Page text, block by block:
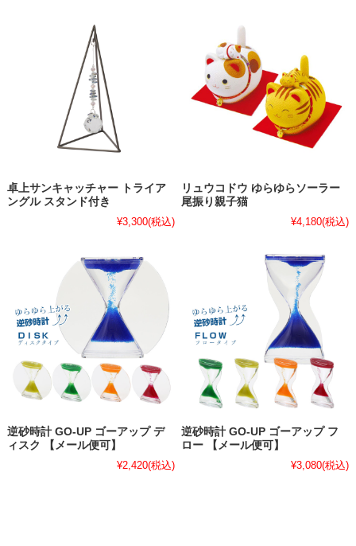
卓上サンキャッチャー トライア
ングル スタンド付き
¥3,300(税込)
リュウコドウ ゆらゆらソーラー
尾振り親子猫
¥4,180(税込)
逆砂時計 GO-UP ゴーアップ デ
ィスク 【メール便可】
¥2,420(税込)
逆砂時計 GO-UP ゴーアップ フ
ロー 【メール便可】
¥3,080(税込)